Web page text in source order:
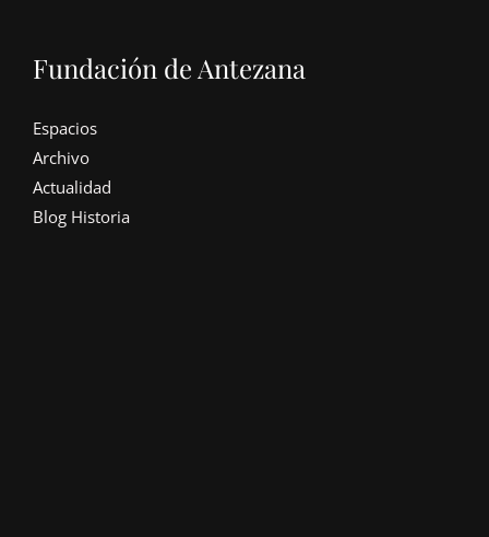
Fundación de Antezana
Espacios
Archivo
Actualidad
Blog Historia